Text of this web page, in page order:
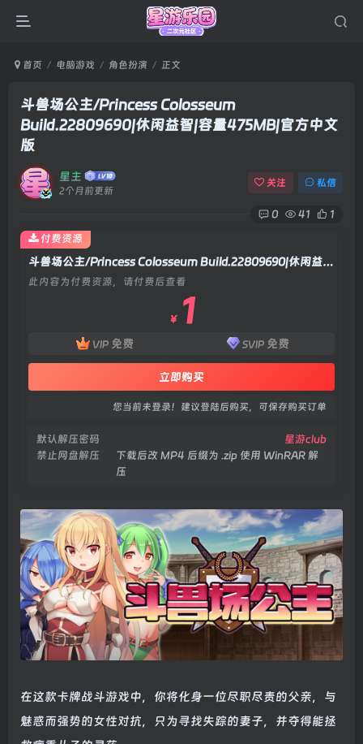
首页 电脑游戏 角色扮演 正文
斗兽场公主/Princess Colosseum
Build.22809690|休闲益智|容量475MB|官方中文
版
星主
2个月前更新
关注 私信
0 41 1
斗兽场公主/Princess Colosseum Build.22809690|休闲益智|容量475MB|官方中文版
此内容为付费资源，请付费后查看
￥ 1
VIP 免费 SVIP 免费
立即购买
您当前未登录！建议登陆后购买，可保存购买订单
默认解压密码
星游club
禁止网盘解压
下载后改 MP4 后缀为 .zip 使用 WinRAR 解
压
付费资源
在这款卡牌战斗游戏中，你将化身一位尽职尽责的父亲，与
魅惑而强势的女性对抗，只为寻找失踪的妻子，并夺得能拯